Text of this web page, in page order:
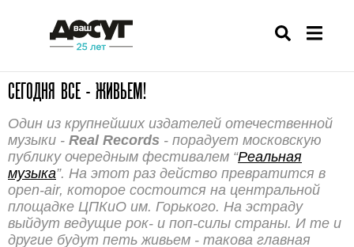
СЕГОДНЯ ВСЕ - ЖИВЬЕМ!
Один из крупнейших издателей отечественной
музыки - Real Records - порадует московскую
публику очередным фестивалем “Реальная
музыка”. На этот раз действо превратится в
open-air, которое состоится на центральной
площадке ЦПКиО им. Горького. На эстраду
выйдут ведущие рок- и поп-силы страны. И те и
другие будут петь живьем - такова главная